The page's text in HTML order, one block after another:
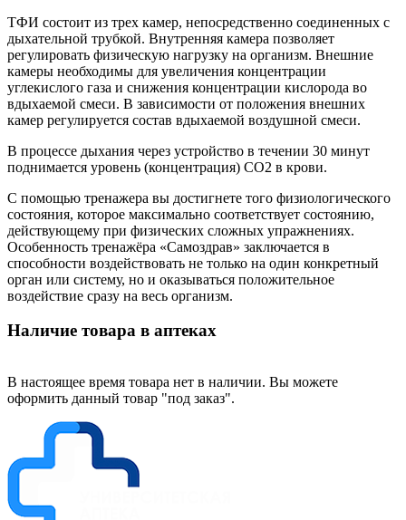
ТФИ состоит из трех камер, непосредственно соединенных с
дыхательной трубкой. Внутренняя камера позволяет
регулировать физическую нагрузку на организм. Внешние
камеры необходимы для увеличения концентрации
углекислого газа и снижения концентрации кислорода во
вдыхаемой смеси. В зависимости от положения внешних
камер регулируется состав вдыхаемой воздушной смеси.
В процессе дыхания через устройство в течении 30 минут
поднимается уровень (концентрация) СО2 в крови.
С помощью тренажера вы достигнете того физиологического
состояния, которое максимально соответствует состоянию,
действующему при физических сложных упражнениях.
Особенность тренажёра «Самоздрав» заключается в
способности воздействовать не только на один конкретный
орган или систему, но и оказываться положительное
воздействие сразу на весь организм.
Наличие товара в аптеках
В настоящее время товара нет в наличии. Вы можете
оформить данный товар "под заказ".